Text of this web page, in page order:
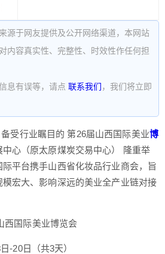
源于网友提供及公开网络渠道，本网站
内容真实性、完整性、时效性作任何担
息有误等，请点 联系我们 ，我们将立即
受行业瞩目的 第26届山西国际美业博
心（原太原煤炭交易中心） 隆重举
平台携手山西省化妆品行业商会，旨
宏大、影响深远的美业全产业链对接
西国际美业博览会
-20日（共3天）